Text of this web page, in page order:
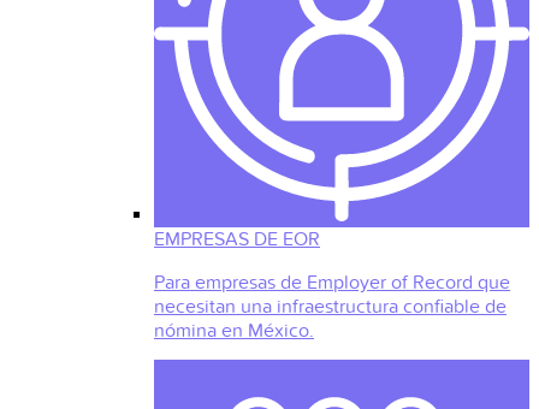
EMPRESAS DE EOR
Para empresas de Employer of Record que
necesitan una infraestructura confiable de
nómina en México.